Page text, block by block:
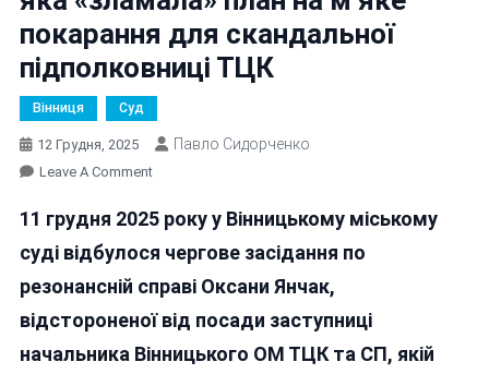
покарання для скандальної
підполковниці ТЦК
Вінниця Суд
12 Грудня, 2025 Павло Сидорченко
Leave A CommentOn
Хотіла
Відвести
Яка
«зламала»
11 грудня 2025 року у Вінницькому міському
суді відбулося чергове засідання по
резонансній справі Оксани Янчак,
відстороненої від посади заступниці
начальника Вінницького ОМ ТЦК та СП, якій